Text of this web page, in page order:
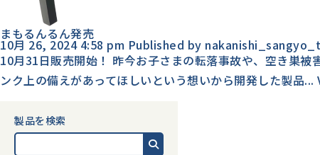
まもるんるん発売
10月 26, 2024 4:58 pm Published by
10月31日販売開始！ 昨今お子さまの転落事故や、空き巣
ンク上の備えがあってほしいという想いから開発した製品...
製品を検索